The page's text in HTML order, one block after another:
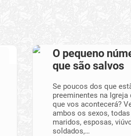
O pequeno
que são salvos
Se poucos dos que
preeminentes na Igreja
que vos acontecerá?
ambos os sexos,
maridos, esposas,
soldados,…